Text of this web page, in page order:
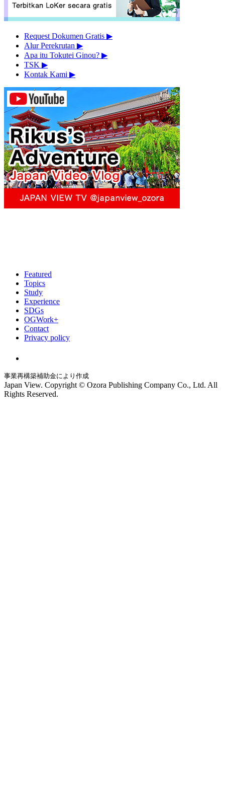
Request Dokumen Gratis ▶︎
Alur Perekrutan ▶︎
Apa itu Tokutei Ginou? ▶︎
TSK ▶︎
Kontak Kami ▶︎
Featured
Topics
Study
Experience
SDGs
OGWork+
Contact
Privacy policy
事業再構築補助金により作成
Japan View. Copyright © Ozora Publishing Company Co., Ltd. All
Rights Reserved.